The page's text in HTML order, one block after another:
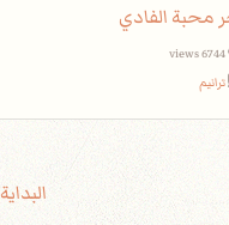
محبة الفادي
6744 views
ترانيم
البداية